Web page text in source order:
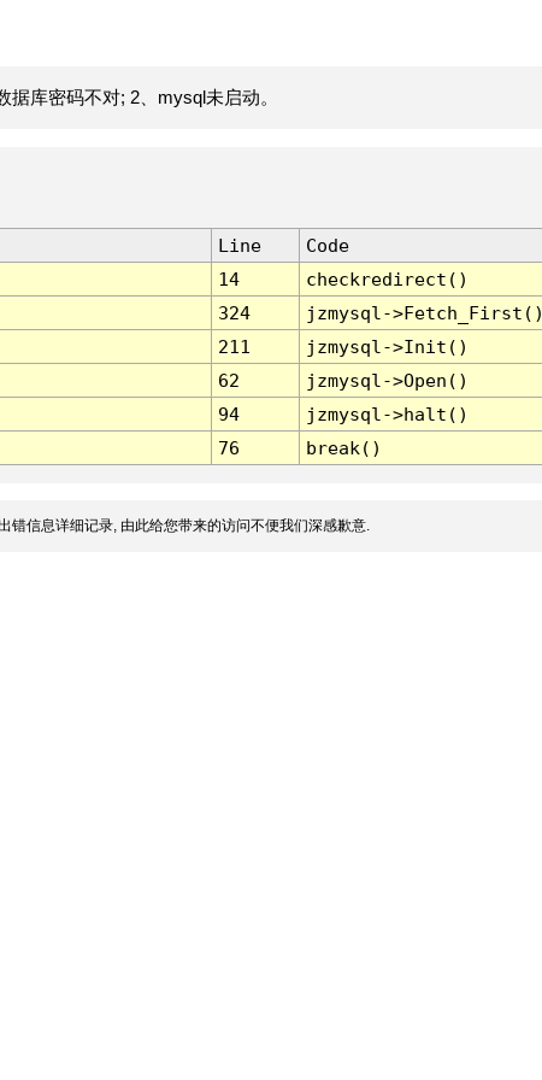
库密码不对; 2、mysql未启动。
Line
Code
14
checkredirect()
324
jzmysql-
211
jzmysql->Init()
62
jzmysql->Open()
94
jzmysql->halt()
76 break()
错信息详细记录, 由此给您带来的访问不便我们深感歉意.